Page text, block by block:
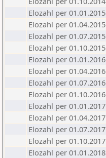
Elozahl per 01.01.2015
Elozahl per 01.04.2015
Elozahl per 01.07.2015
Elozahl per 01.10.2015
Elozahl per 01.01.2016
Elozahl per 01.04.2016
Elozahl per 01.07.2016
Elozahl per 01.10.2016
Elozahl per 01.01.2017
Elozahl per 01.04.2017
Elozahl per 01.07.2017
Elozahl per 01.10.2017
Elozahl per 01.01.2018